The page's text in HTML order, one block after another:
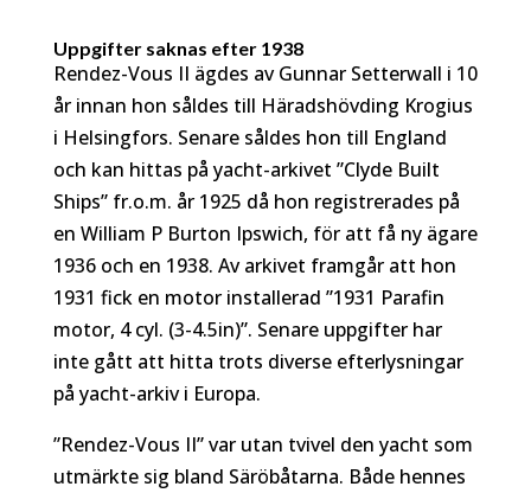
Uppgifter saknas efter 1938
Rendez-Vous II ägdes av Gunnar Setterwall i 10
år innan hon såldes till Häradshövding Krogius
i Helsingfors. Senare såldes hon till England
och kan hittas på yacht-arkivet ”Clyde Built
Ships” fr.o.m. år 1925 då hon registrerades på
en William P Burton Ipswich, för att få ny ägare
1936 och en 1938. Av arkivet framgår att hon
1931 fick en motor installerad ”1931 Parafin
motor, 4 cyl. (3-4.5in)”. Senare uppgifter har
inte gått att hitta trots diverse efterlysningar
på yacht-arkiv i Europa.
”Rendez-Vous II” var utan tvivel den yacht som
utmärkte sig bland Säröbåtarna. Både hennes